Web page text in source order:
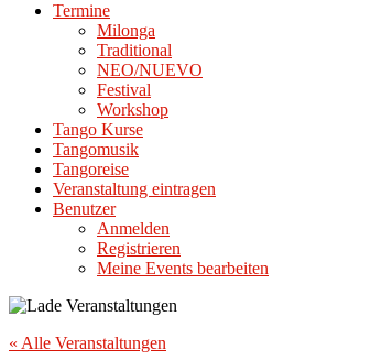
Termine
Milonga
Traditional
NEO/NUEVO
Festival
Workshop
Tango Kurse
Tangomusik
Tangoreise
Veranstaltung eintragen
Benutzer
Anmelden
Registrieren
Meine Events bearbeiten
« Alle Veranstaltungen